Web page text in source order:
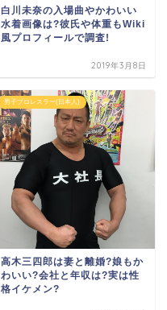
白川未奈の入場曲やかわいい
水着画像は?彼氏や体重もWiki
風プロフィールで調査!
2019年3月8日
男子プロレスラー(日本人)
高木三四郎は妻と離婚?娘もか
わいい?会社と年収は?実は性
格イケメン?